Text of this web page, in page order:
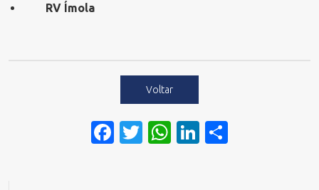
RV Ímola
Voltar
Facebook
Twitter
WhatsApp
LinkedIn